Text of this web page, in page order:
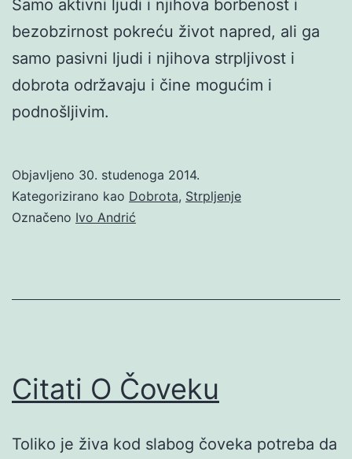
Samo aktivni ljudi i njihova borbenost i
bezobzirnost pokreću život napred, ali ga
samo pasivni ljudi i njihova strpljivost i
dobrota održavaju i čine mogućim i
podnošljivim.
Objavljeno 30. studenoga 2014.
Kategorizirano kao Dobrota, Strpljenje
Označeno Ivo Andrić
Citati O Čoveku
Toliko je živa kod slabog čoveka potreba da